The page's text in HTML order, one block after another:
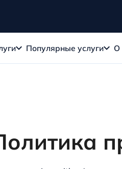
Популярные услуги О